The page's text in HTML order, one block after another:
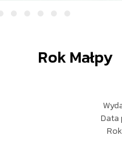
Rok Małpy
Data